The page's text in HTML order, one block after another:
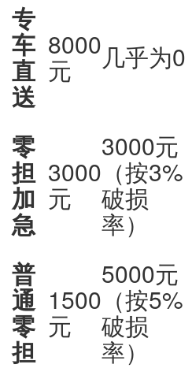
专
车
直
送
8000
元 几乎为0
零
担
加
急
3000
元
3000元
（按3%
破损
率）
普
通
零
担
1500
元
5000元
（按5%
破损
率）